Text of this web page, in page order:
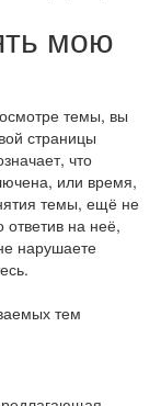
мою
темы, вы
страницы
что
или время,
темы, ещё не
на неё,
нарушаете
тем